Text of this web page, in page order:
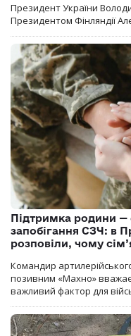
Президент України
Президентом Фінляндії
Підтримка родини —
запобігання СЗЧ: в
розповіли, чому
Командир
позивним «Махно»
важливий фактор для